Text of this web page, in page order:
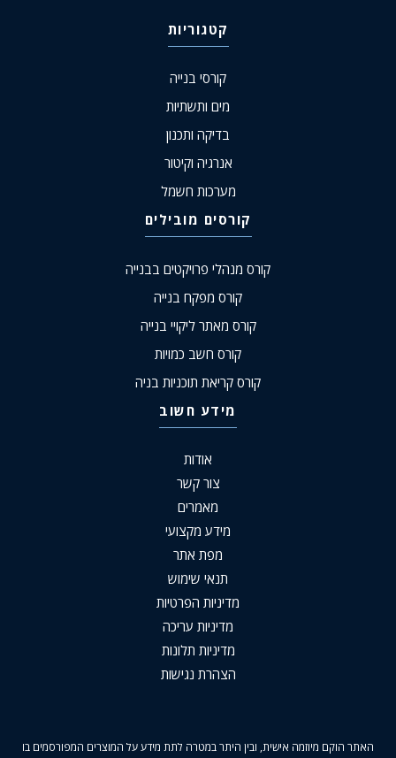
קטגוריות
קורסי בנייה
מים ותשתיות
בדיקה ותכנון
אנרגיה וקיטור
מערכות חשמל
קורסים מובילים
קורס מנהלי פרויקטים בבנייה
קורס מפקח בנייה
קורס מאתר ליקויי בנייה
קורס חשב כמויות
קורס קריאת תוכניות בניה
מידע חשוב
אודות
צור קשר
מאמרים
מידע מקצועי
מפת אתר
תנאי שימוש
מדיניות הפרטיות
מדיניות עריכה
מדיניות תלונות
הצהרת נגישות
האתר הוקם מיוזמה אישית, ובין היתר במטרה לתת מידע על המוצרים המפורסמים בו